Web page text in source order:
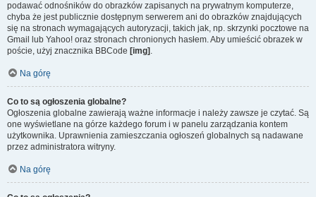
podawać odnośników do obrazków zapisanych na prywatnym komputerze,
chyba że jest publicznie dostępnym serwerem ani do obrazków znajdujących
się na stronach wymagających autoryzacji, takich jak, np. skrzynki pocztowe na
Gmail lub Yahoo! oraz stronach chronionych hasłem. Aby umieścić obrazek w
poście, użyj znacznika BBCode [img] .
Na górę
Co to są ogłoszenia globalne?
Ogłoszenia globalne zawierają ważne informacje i należy zawsze je czytać. Są
one wyświetlane na górze każdego forum i w panelu zarządzania kontem
użytkownika. Uprawnienia zamieszczania ogłoszeń globalnych są nadawane
przez administratora witryny.
Na górę